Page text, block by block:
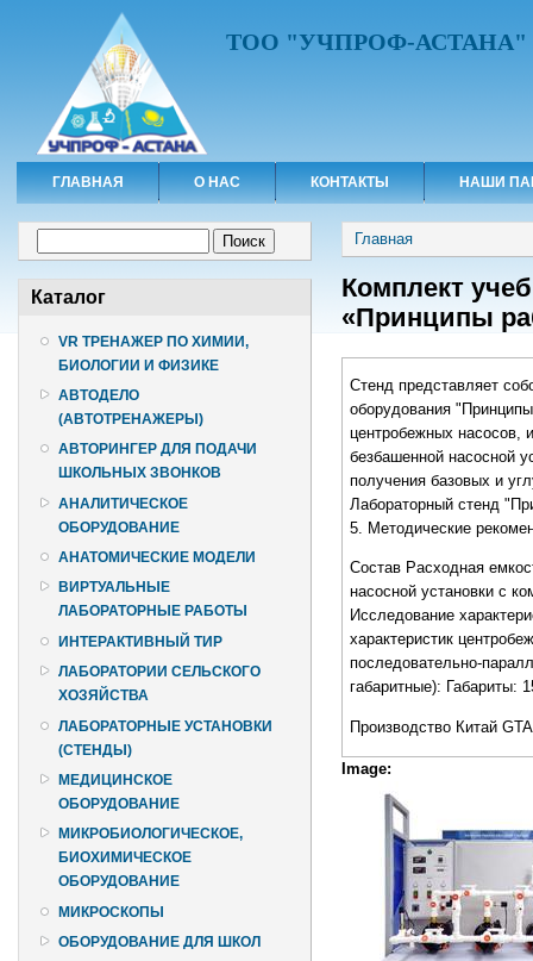
ТОО "УЧПРОФ-АСТАНА"
ГЛАВНАЯ О НАС КОНТАКТЫ НАШИ
Каталог
VR ТРЕНАЖЕР ПО ХИМИИ,
БИОЛОГИИ И ФИЗИКЕ
АВТОДЕЛО
(АВТОТРЕНАЖЕРЫ)
АВТОРИНГЕР ДЛЯ ПОДАЧИ
ШКОЛЬНЫХ ЗВОНКОВ
АНАЛИТИЧЕСКОЕ
ОБОРУДОВАНИЕ
АНАТОМИЧЕСКИЕ МОДЕЛИ
ВИРТУАЛЬНЫЕ
ЛАБОРАТОРНЫЕ РАБОТЫ
ИНТЕРАКТИВНЫЙ ТИР
ЛАБОРАТОРИИ СЕЛЬСКОГО
ХОЗЯЙСТВА
ЛАБОРАТОРНЫЕ УСТАНОВКИ
(СТЕНДЫ)
МЕДИЦИНСКОЕ
ОБОРУДОВАНИЕ
МИКРОБИОЛОГИЧЕСКОЕ,
БИОХИМИЧЕСКОЕ
ОБОРУДОВАНИЕ
МИКРОСКОПЫ
ОБОРУДОВАНИЕ ДЛЯ ШКОЛ
Вы здесь
Главная
Комплект
«Принципы
Стенд представляет
оборудования
центробежных насосов,
безбашенной насосной
получения базовых и
Лабораторный стенд
5. Методические
Состав Расходная
насосной установки с
Исследование
характеристик
последовательно-
габаритные): Габариты:
Производство Китай
Image: